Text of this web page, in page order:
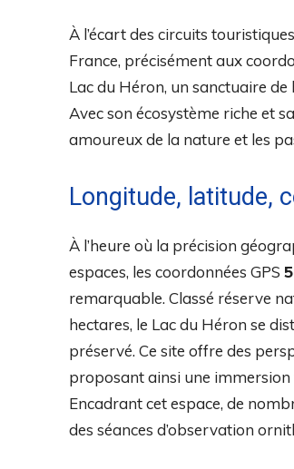
À l’écart des circuits
France, précisément aux
Lac du Héron, un sanctuaire de
Avec son écosystème riche et
amoureux de la nature et les
Longitude, latitude,
À l’heure où la précision
espaces, les coordonnées GPS
remarquable. Classé réserve
hectares, le Lac du Héron se
préservé. Ce site offre des
proposant ainsi une
Encadrant cet espace, de
des séances d’observation